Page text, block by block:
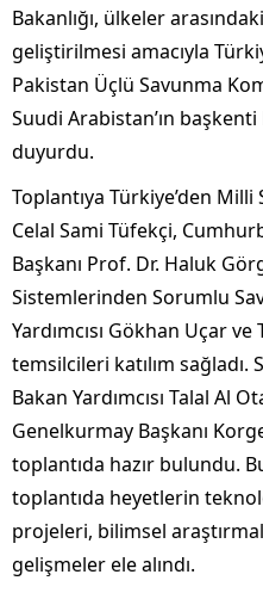
Bakanlığı, ülkeler
geliştirilmesi amacıyla
Pakistan Üçlü Savunma
Suudi Arabistan’ın
duyurdu.
Toplantıya Türkiye’den Milli
Celal Sami Tüfekçi,
Başkanı Prof. Dr. Haluk
Sistemlerinden Sorumlu
Yardımcısı Gökhan Uçar
temsilcileri katılım
Bakan Yardımcısı Talal Al
Genelkurmay Başkanı
toplantıda hazır bulundu.
toplantıda heyetlerin
projeleri, bilimsel
gelişmeler ele alındı.